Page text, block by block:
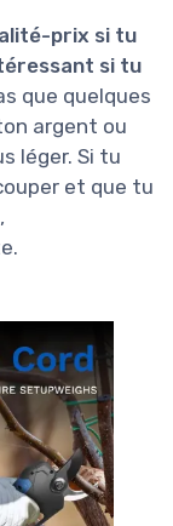
prix si tu
si tu
que quelques
argent ou
léger. Si tu
et que tu